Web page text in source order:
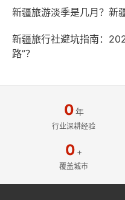
新疆旅游淡季是几月？新
新疆旅行社避坑指南：
路”？
0年
行业深耕经验
0 +
覆盖城市